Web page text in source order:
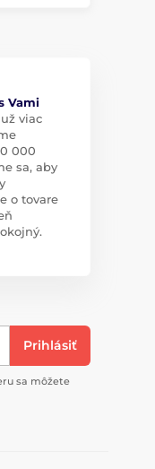
Vami
viac
000
sa, aby
o tovare
Prihlásiť
sa môžete